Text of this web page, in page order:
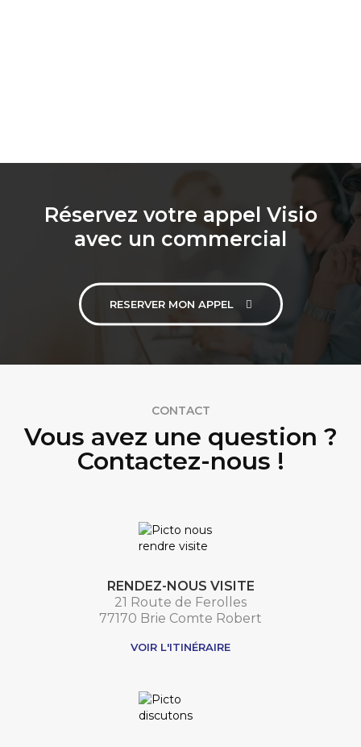
Réservez votre appel Visio
avec un commercial
RESERVER MON APPEL
CONTACT
Vous avez une question ?
Contactez-nous !
RENDEZ-NOUS VISITE
21 Route de Ferolles
77170 Brie Comte Robert
VOIR L'ITINÉRAIRE